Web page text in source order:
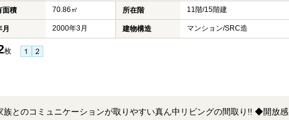
面積 70.86㎡ 所在階 11階/15階建
2000年3月 建物構造 マンション/SRC造
枚
とのコミュニケーションが取りやすい真ん中リビングの間取り!! ◆開放感